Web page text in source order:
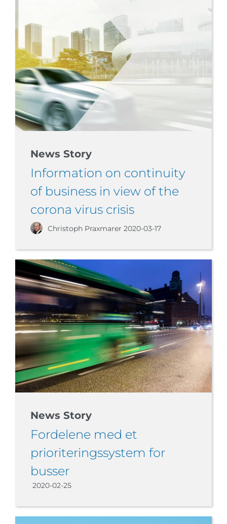
News Story
Information on continuity
of business in view of the
corona virus crisis
Christoph Praxmarer 2020-03-17
News Story
Fordelene med et
prioriteringssystem for
busser
2020-02-25